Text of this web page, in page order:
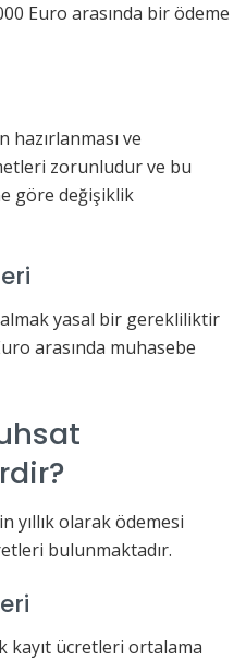
Euro arasında bir ödeme
ve
zorunludur ve bu
göre değişiklik
yasal bir gerekliliktir
arasında muhasebe
yıllık olarak ödemesi
bulunmaktadır.
kayıt ücretleri ortalama